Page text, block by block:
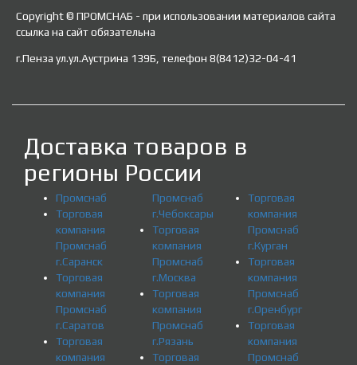
Copyright © ПРОМСНАБ - при использовании материалов сайта
ссылка на сайт обязательна
г.Пенза ул.ул.Аустрина 139Б, телефон 8(8412)32-04-41
Доставка товаров в
регионы России
Промснаб
Торговая
компания
Промснаб
г.Саранск
Торговая
компания
Промснаб
г.Саратов
Торговая
компания
Промснаб
г.Чебоксары
Торговая
компания
Промснаб
г.Москва
Торговая
компания
Промснаб
г.Рязань
Торговая
Торговая
компания
Промснаб
г.Курган
Торговая
компания
Промснаб
г.Оренбург
Торговая
компания
Промснаб